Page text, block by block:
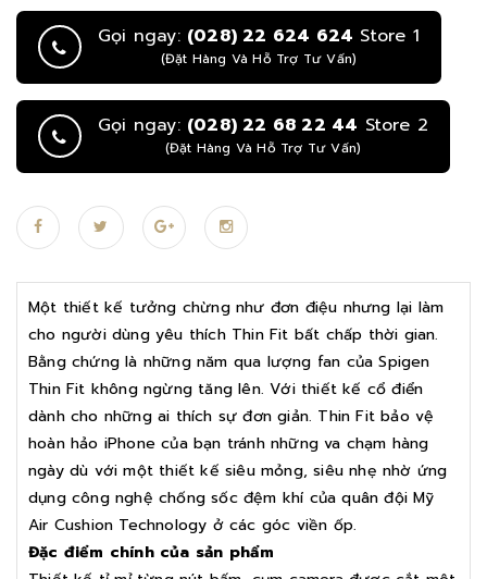
Gọi ngay: (028) 22 624 624 Store 1
(Đặt Hàng Và Hỗ Trợ Tư Vấn)
Gọi ngay: (028) 22 68 22 44 Store 2
(Đặt Hàng Và Hỗ Trợ Tư Vấn)
Một thiết kế tưởng chừng như đơn điệu nhưng lại làm
cho người dùng yêu thích Thin Fit bất chấp thời gian.
Bằng chứng là những năm qua lượng fan của Spigen
Thin Fit không ngừng tăng lên. Với thiết kế cổ điển
dành cho những ai thích sự đơn giản. Thin Fit bảo vệ
hoàn hảo iPhone của bạn tránh những va chạm hàng
ngày dù với một thiết kế siêu mỏng, siêu nhẹ nhờ ứng
dụng công nghệ chống sốc đệm khí của quân đội Mỹ
Air Cushion Technology ở các góc viền ốp.
Đặc điểm chính của sản phẩm